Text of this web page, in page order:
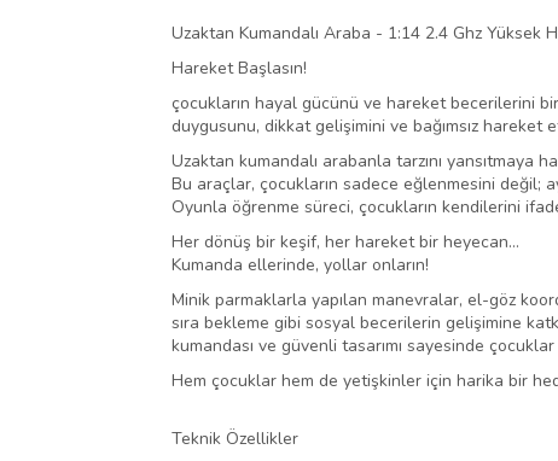
Uzaktan Kumandalı Araba - 1:14 2.4 Ghz Yüksek
Hareket Başlasın!
çocukların hayal gücünü ve hareket becerilerini
duygusunu, dikkat gelişimini ve bağımsız
Uzaktan kumandalı arabanla tarzını yansıtmaya
Bu araçlar, çocukların sadece eğlenmesini değil;
Oyunla öğrenme süreci, çocukların kendilerini
Her dönüş bir keşif, her hareket bir heyecan…
Kumanda ellerinde, yollar onların!
Minik parmaklarla yapılan manevralar, el-göz
sıra bekleme gibi sosyal becerilerin gelişimine
kumandası ve güvenli tasarımı sayesinde
Hem çocuklar hem de yetişkinler için harika bir
Teknik Özellikler